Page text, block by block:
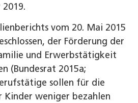
vom 20. Mai 2015
der Förderung der
und Erwerbstätigkeit
(Bundesrat 2015a;
sollen für die
weniger bezahlen